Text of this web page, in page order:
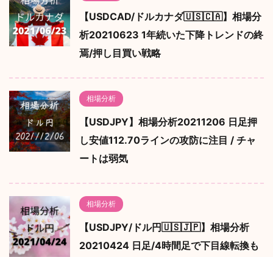
【USDCAD/ドルカナダ🇺🇸🇨🇦】相場分
析20210623 1年続いた下降トレンドの終
焉/押し目買い戦略
相場分析
【USDJPY】相場分析20211206 日足押
し安値112.70ラインの攻防に注目 / チャ
ートは弱気
相場分析
【USDJPY/ドル円🇺🇸🇯🇵】相場分析
20210424 日足/4時間足で下目線転換も